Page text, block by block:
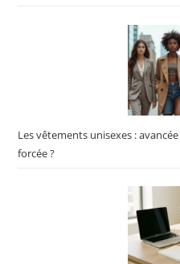
Les vêtements unisexes :
forcée ?